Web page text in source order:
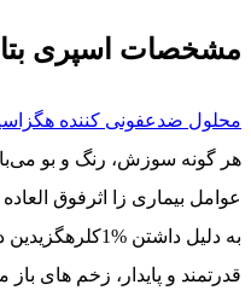
مشخصات اسپری
محلول ضدعفونی کننده
هر گونه سوزش، رنگ و بو
عوامل بیماری زا اثرفوق
به دلیل داشتن
قدرتمند و پایدار، زخم های